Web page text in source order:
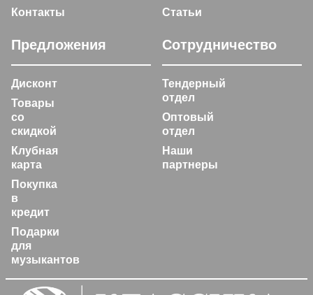
Контакты
Статьи
Предложения
Дисконт
Товары
со
скидкой
Клубная
карта
Покупка
в
кредит
Подарки
для
музыкантов
Сотрудничество
Тендерный
отдел
Оптовый
отдел
Наши
партнеры